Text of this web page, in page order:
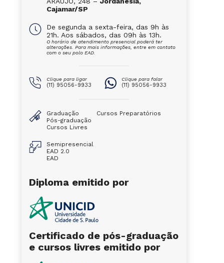
Cajamar/SP
De segunda a sexta-feira, das 9h às
21h. Aos sábados, das 09h às 13h.
O horário de atendimento presencial poderá ter
alterações. Para mais informações, entre em contato
com o seu polo EAD.
Clique para ligar
(11) 95056-9933
Clique para falar
(11) 95056-9933
Graduação
Pós-graduação
Cursos Livres
Cursos Preparatórios
Semipresencial
EAD 2.0
EAD
Diploma emitido por
Certificado de pós-graduação
e cursos livres emitido por